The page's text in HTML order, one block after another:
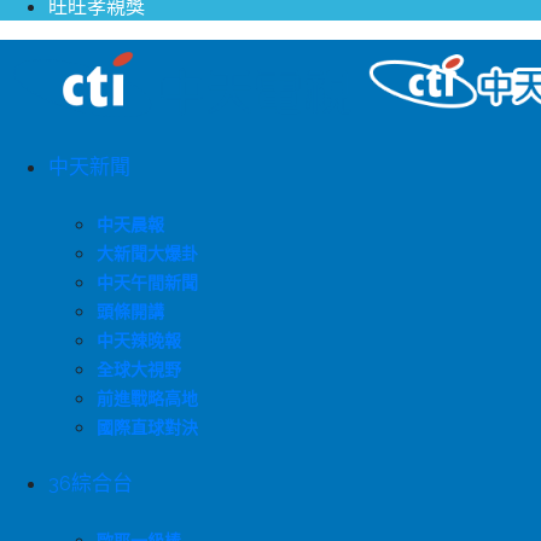
旺旺孝親獎
中天新聞
中天晨報
大新聞大爆卦
中天午間新聞
頭條開講
中天辣晚報
全球大視野
前進戰略高地
國際直球對決
36綜合台